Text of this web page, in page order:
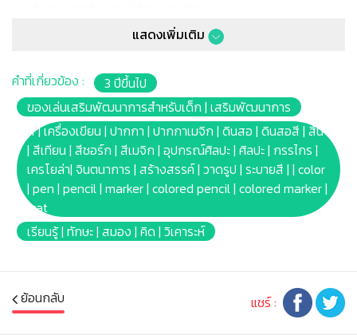
✔ สำหรับเด็กเล็กที่เริ่มต้นหัดจับดินสอ รูปทรงสามเหลี่ยม
ของดินสอสีช่วยให้จับได้ง่าย และยังช่วยฝึกการจับดินสอที่
✔ สีสันสดใส คมชัด ติดทนบนกระดาษ หรือวัสดุบางชนิด
ลากเส้นได้ต่อเนื่อง
✔ สีคลาสสิก 8แท่ง 8เฉดสี
✔ สีล้างออกได้ สามารถล้างสีออกจากผิวหนัง หรือซักออก
จากเสื้อผ้าที่ซักได้
✔ หลีกเลี่ยกการใช้งานสีบนผนังบ้าน วอลล์เปเปอร์ ไม้ ไวนิล
พรม และวัสดุอื่นๆที่ไม่สามารถซักล้างได้ ควรลบรอยดินสอสี
ออกจากผนังโดยเร็วที่สุดเท่าที่จะทำได้ ใช้สบู่ น้ำอุ่น และ
ฟองน้ำเช็ดทำความสะอาด หากยังมีรอยดินสอสีเหลืออยู่หลัง
ทำความสะอาดเสื้อผ้าด้วยน้ำเย็นหรือน้ำร้อน ดินสอสีที่ละลาย
อาจทำให้เกิดคราบฝังแน่นจากความร้อนได้
✔ หลังจากการทำความสะอาด สีอาจยังหลงเหลือจางๆ ขึ้น
แสดงเพิ่มเติม
คำที่เกี่ยวข้อง :
3 ปีขึ้นไป
ของเล่นเสริมพัฒนาการสำหรับเด็ก | เสริมพัฒนาการ
สี | เครื่องเขียน | ปากกา | ปากกาเมจิก | ดินสอ | ดินสอสี | สีน้ำ
| สีเทียน | สีชอร์ก | สีเมจิก | อุปกรณ์ศิลปะ | ศิลปะ | กรรไกร |
เครโยล่า| จินตนาการ | สร้างสรรค์ | วาดรูป | ระบายสี | | color
| pen | pencil | marker | colored pencil | colored marker |
wat
เรียนรู้ | ทักษะ | สมอง | คิด | วิเคาระห์
ย้อนกลับ แชร์ :